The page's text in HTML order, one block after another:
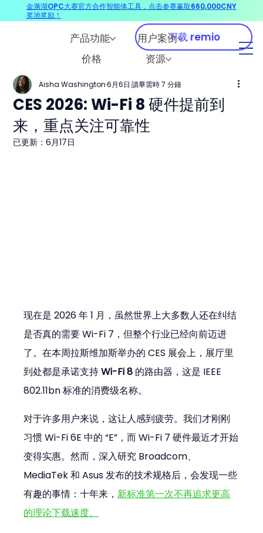
产品功能
用户案例
价格
资源
下载 remio
CES 2026: Wi-Fi 8 硬件提前到
来，重点关注可靠性
Aisha Washington 6月6日 讀畢需時 7 分鐘
已更新：6月17日
现在是 2026 年 1 月，虽然世界上大多数人还在纠结
是否真的需要 Wi-Fi 7，但整个行业已经向前迈进
了。在本周拉斯维加斯举办的 CES 展会上，展厅里
到处都是承诺支持 Wi-Fi 8 的路由器，这是 IEEE
802.11bn 标准的消费级名称。
对于许多用户来说，这让人感到疲劳。我们才刚刚
习惯 Wi-Fi 6E 中的 “E”，而 Wi-Fi 7 硬件最近才开始
变得实惠。然而，深入研究 Broadcom、
MediaTek 和 Asus 发布的技术规格后，会发现一些
有趣的事情：十年来，新标准第一次不再追求更高
的理论下载速度。
金漪湖OPC大赛官方合作智能体工具，点击参赛赢取660,000CNY
奖池奖励！